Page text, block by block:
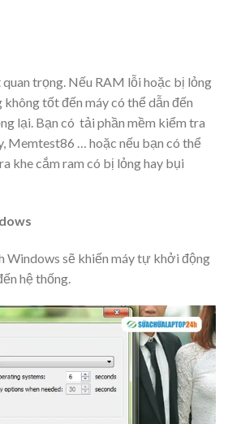
trọng. Nếu RAM lỗi hoặc bị lỏng
không tốt đến máy có thể dẫn đến
lại. Bạn có tải phần mềm kiểm tra
Memtest86 … hoặc nếu bạn có thể
khe cắm ram có bị lỏng hay bụi
Windows sẽ khiến máy tự khởi động
hệ thống.